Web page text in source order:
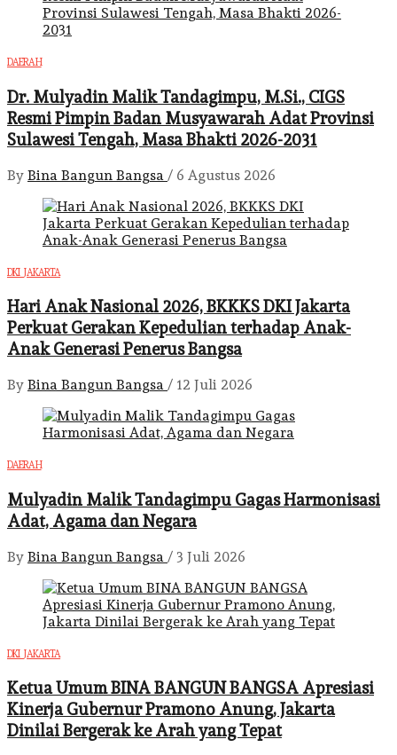
DAERAH
Dr. Mulyadin Malik Tandagimpu, M.Si., CIGS
Resmi Pimpin Badan Musyawarah Adat Provinsi
Sulawesi Tengah, Masa Bhakti 2026-2031
By Bina Bangun Bangsa / 6 Agustus 2026
DKI JAKARTA
Hari Anak Nasional 2026, BKKKS DKI Jakarta
Perkuat Gerakan Kepedulian terhadap Anak-
Anak Generasi Penerus Bangsa
By Bina Bangun Bangsa / 12 Juli 2026
DAERAH
Mulyadin Malik Tandagimpu Gagas Harmonisasi
Adat, Agama dan Negara
By Bina Bangun Bangsa / 3 Juli 2026
DKI JAKARTA
Ketua Umum BINA BANGUN BANGSA Apresiasi
Kinerja Gubernur Pramono Anung, Jakarta
Dinilai Bergerak ke Arah yang Tepat